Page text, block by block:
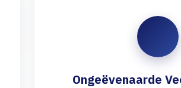
Ongeëvenaarde